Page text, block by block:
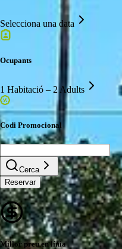
Selecciona una data
Ocupants
1 Habitació – 2 Adults
Codi Promocional
Cerca
Reservar
Millor preu en línia